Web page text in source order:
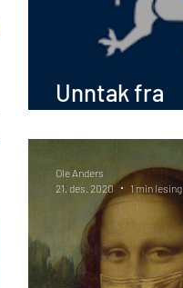
Unntak fra
Ole Anders
21. des. 2020
1 min lesing